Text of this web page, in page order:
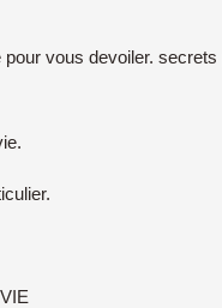
vous devoiler. secrets